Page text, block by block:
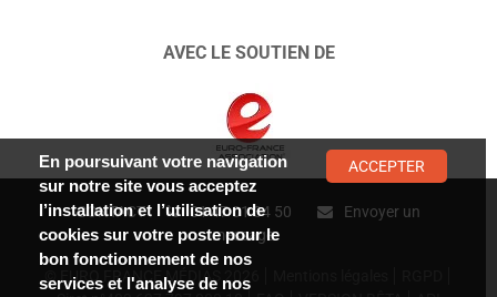
AVEC LE SOUTIEN DE
CONTACT : 01 47 01 34 50
Envoyer un
message
© EURO FRANCE MÉDIAS 2026
En poursuivant votre navigation
sur notre site vous acceptez
l’installation et l’utilisation de
cookies sur votre poste pour le
bon fonctionnement de nos
services et l'analyse de nos
ACCEPTER